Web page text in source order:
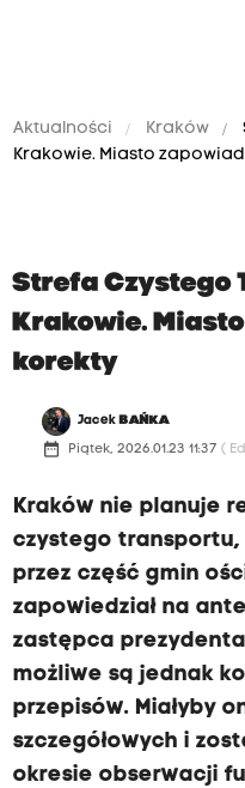
Aktualności Kraków
Krakowie. Miasto
Strefa Czystego
Krakowie.
korekty
Jacek BAŃKA
date_range Piątek, 2026.01.23 11:37 (
Kraków nie planuje
czystego transportu,
przez część gmin
zapowiedział na
zastępca
możliwe są jednak
przepisów. Miałyby
szczegółowych i
okresie obserwacji